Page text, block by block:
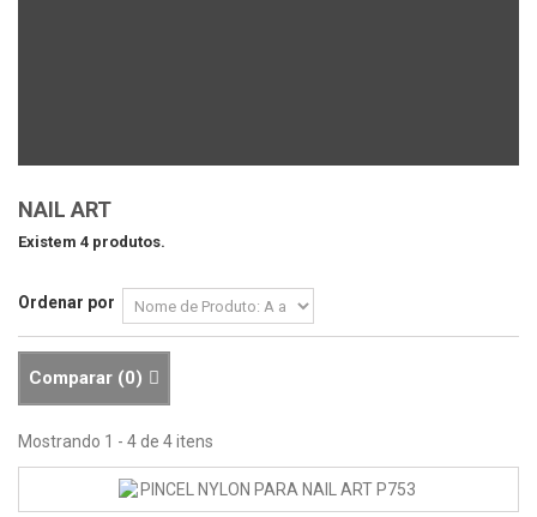
NAIL ART
Existem 4 produtos.
Ordenar por
Comparar (0)
Mostrando 1 - 4 de 4 itens